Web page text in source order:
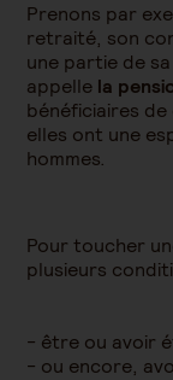
Prenons par
retraité, son
une partie de
appelle la
bénéficiaires
elles ont une
hommes.
Pour toucher
plusieurs
être ou avoir
ou encore,